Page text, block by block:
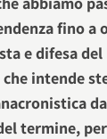
fino a
e difesa
che intende
termine,